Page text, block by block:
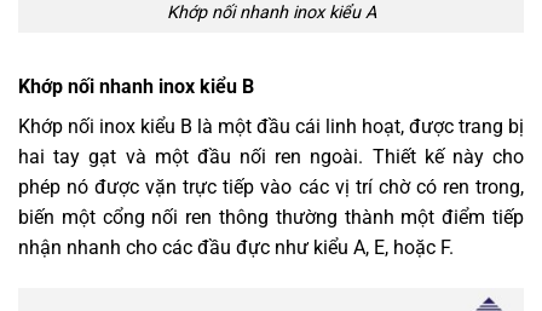
Khớp nối nhanh inox kiểu A
Khớp nối nhanh inox kiểu B
Khớp nối inox kiểu B là một đầu cái linh hoạt, được trang bị
hai tay gạt và một đầu nối ren ngoài. Thiết kế này cho
phép nó được vặn trực tiếp vào các vị trí chờ có ren trong,
biến một cổng nối ren thông thường thành một điểm tiếp
nhận nhanh cho các đầu đực như kiểu A, E, hoặc F.